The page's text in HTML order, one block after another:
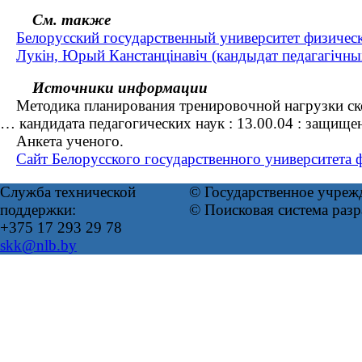
См. также
Белорусский государственный университет
Лукін, Юрый Канстанцінавіч (кандыдат
Источники информации
Методика планирования тренировочной нагрузки
… кандидата педагогических наук : 13.00.04 :
Анкета ученого.
Сайт Белорусского государственного университета
Служба технической
поддержки:
+375 17 293 29 78
skk@nlb.by
© Государственное
© Поисковая система